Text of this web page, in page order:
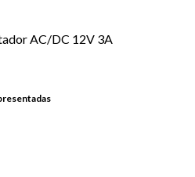
AC/DC 12V 3A